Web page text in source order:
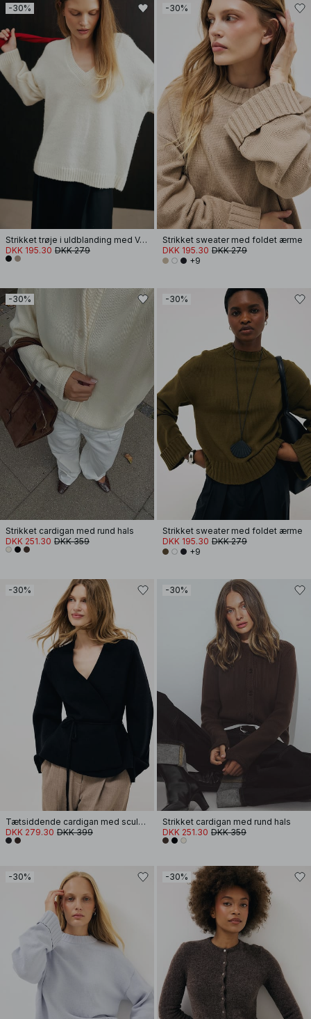
-30%
Strikket trøje i uldblanding med V-udskæring
DKK 195.30 DKK 279
-30%
Strikket sweater med foldet ærme
DKK 195.30 DKK 279
+9
-30%
Strikket cardigan med rund hals
DKK 251.30 DKK 359
-30%
Strikket sweater med foldet ærme
DKK 195.30 DKK 279
+9
-30%
Tætsiddende cardigan med sculpted ærmer
DKK 279.30 DKK 399
-30%
Strikket cardigan med rund hals
DKK 251.30 DKK 359
-30% -30%